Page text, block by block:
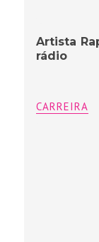
Artista
rádio
CARREIRA